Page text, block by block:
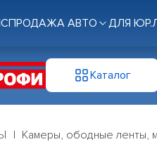
ПРОДАЖА АВТО ДЛЯ
Каталог
Камеры, ободные ленты,